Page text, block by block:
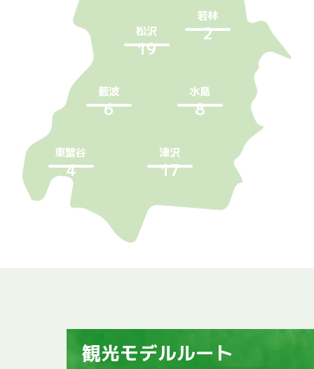
松沢
19
水島
8
津沢
17
若林
2
東蟹谷
4
薮波
6
観光モデルルート